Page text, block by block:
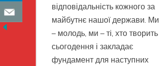
відповідальність кожного за
майбутнє нашої держави. Ми
– молодь, ми – ті, хто творить
сьогодення і закладає
фундамент для наступних